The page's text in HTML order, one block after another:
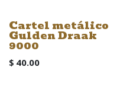
Cartel metálico
Gulden Draak
9000
$ 40.00